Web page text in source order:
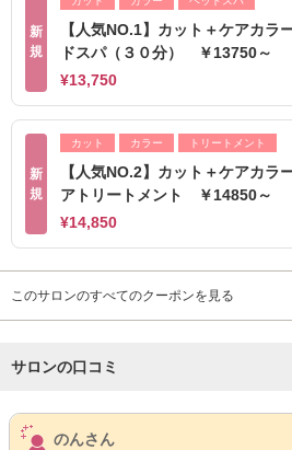
新
規
【人気NO.1】カット＋ケアカラ
ドスパ（３０分） ￥13750～
¥13,750
新
規
カット カラー トリートメント
【人気NO.2】カット＋ケアカラ
アトリートメント ￥14850～
¥14,850
このサロンのすべてのクーポンを見る
サロンの口コミ
サロンPick Up
のんさん